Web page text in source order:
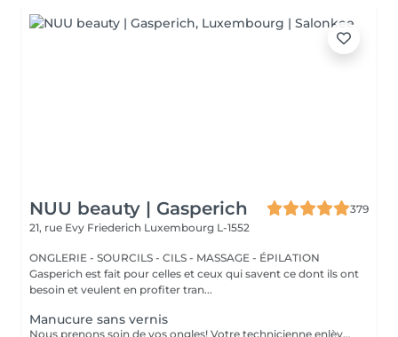
NUU beauty | Gasperich
379
21, rue Evy Friederich Luxembourg L-1552
ONGLERIE - SOURCILS - CILS - MASSAGE - ÉPILATION
Gasperich est fait pour celles et ceux qui savent ce dont ils ont
besoin et veulent en profiter tran...
Manucure sans vernis
Nous prenons soin de vos ongles! Votre technicienne enlèvera délicatement les cellules mortes, façonnera et limera vos ongles, et polira la surface extérieure pour un fini lisse et naturel. Nos experts proposent des manucures à bords, hardware ou combinées, selon vos préférences. Comment se fait une manucure sans vernis? - la peau rugueuse est délicatement enlevée - la forme de la plaque de l'ongle est corrigée avec douceur - les cuticules et bords latéraux sont soigneusement traités - de l'huile nourrissante pour les cuticules et de la crème pour les mains sont appliquées pour nourrir et hydrater Limitations d'âge: recommandé à partir de 14 ans. Recommandations post-procédure: aucun soin particulier n'est nécessaire après cette procédure. Fréquence: une fois toutes les 3 semaines.